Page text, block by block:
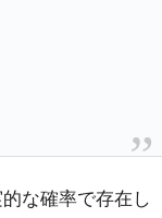
な確率で存在し